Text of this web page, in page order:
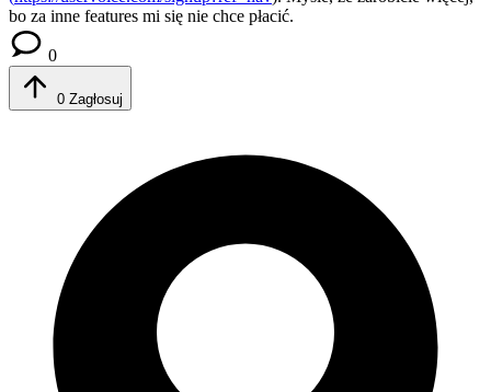
bo za inne features mi się nie chce płacić.
0
0 Zagłosuj